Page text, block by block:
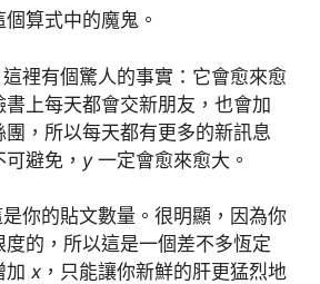
算式中的魔鬼。
裡有個驚人的事實：它會愈來愈
上每天都會交新朋友，也會加
團，所以每天都有更多的新訊息
避免， y一定會愈來愈大。
是你的貼文數量。很明顯，因為你
的，所以這是一個差不多恆定
加 x ，只能讓你新鮮的肝更猛烈地